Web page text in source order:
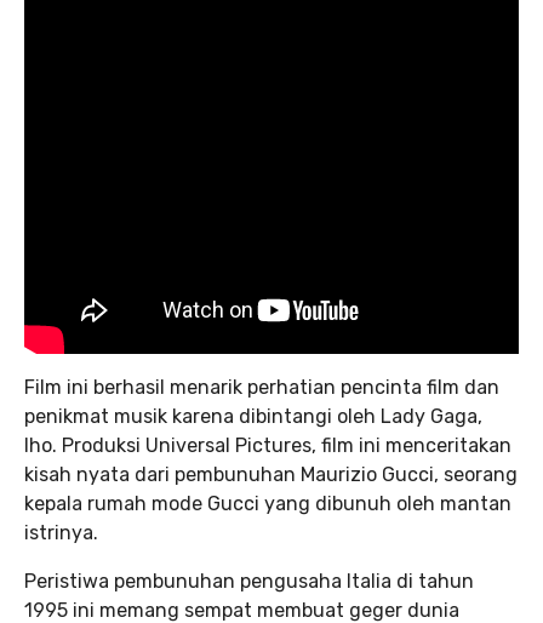
Film ini berhasil menarik perhatian pencinta film dan
penikmat musik karena dibintangi oleh Lady Gaga,
lho. Produksi Universal Pictures, film ini menceritakan
kisah nyata dari pembunuhan Maurizio Gucci, seorang
kepala rumah mode Gucci yang dibunuh oleh mantan
istrinya.
Peristiwa pembunuhan pengusaha Italia di tahun
1995 ini memang sempat membuat geger dunia